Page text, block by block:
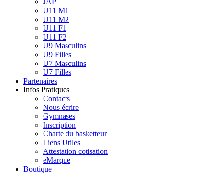
JAP
U11 M1
U11 M2
U11 F1
U11 F2
U9 Masculins
U9 Filles
U7 Masculins
U7 Filles
Partenaires
Infos Pratiques
Contacts
Nous écrire
Gymnases
Inscription
Charte du basketteur
Liens Utiles
Attestation cotisation
eMarque
Boutique